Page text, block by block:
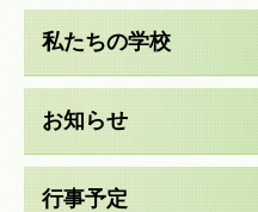
私たちの学校
お知らせ
行事予定